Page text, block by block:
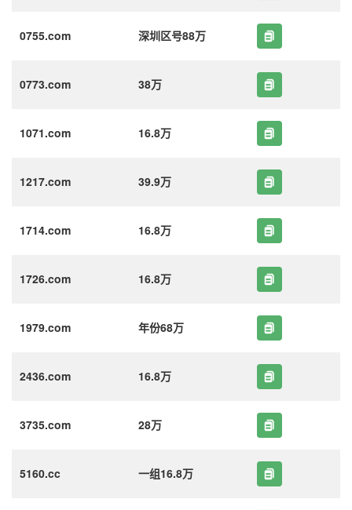
0755.com 深圳区号88万
0773.com 38万
1071.com 16.8万
1217.com 39.9万
1714.com 16.8万
1726.com 16.8万
1979.com 年份68万
2436.com 16.8万
3735.com 28万
5160.cc 一组16.8万